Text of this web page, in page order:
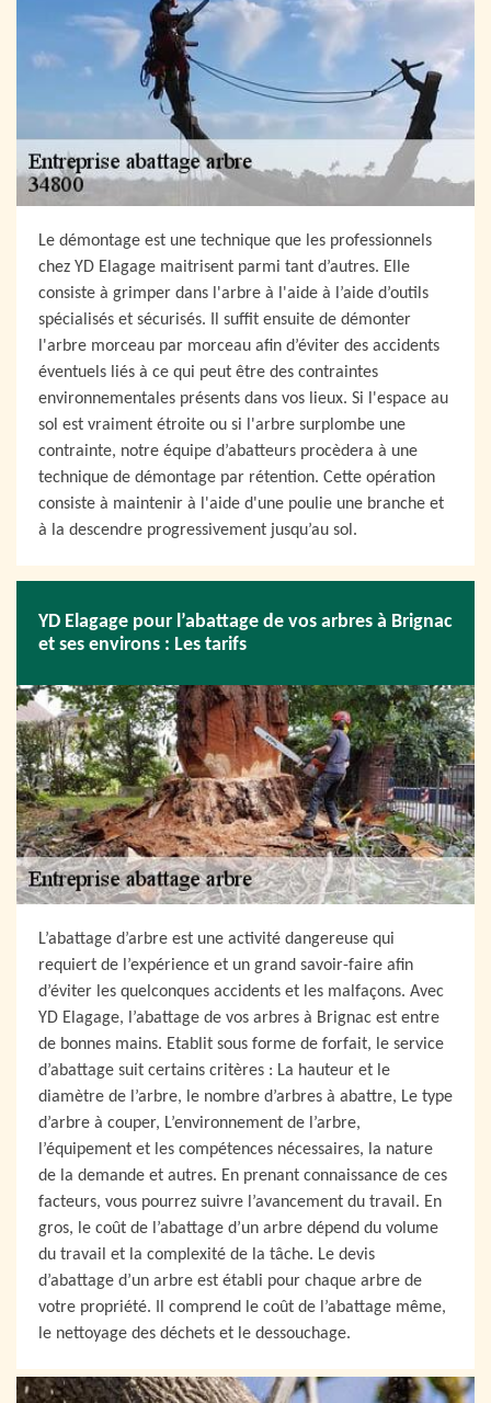
Le démontage est une technique que les professionnels
chez YD Elagage maitrisent parmi tant d’autres. Elle
consiste à grimper dans l'arbre à l'aide à l’aide d’outils
spécialisés et sécurisés. Il suffit ensuite de démonter
l'arbre morceau par morceau afin d’éviter des accidents
éventuels liés à ce qui peut être des contraintes
environnementales présents dans vos lieux. Si l'espace au
sol est vraiment étroite ou si l'arbre surplombe une
contrainte, notre équipe d’abatteurs procèdera à une
technique de démontage par rétention. Cette opération
consiste à maintenir à l'aide d'une poulie une branche et
à la descendre progressivement jusqu’au sol.
YD Elagage pour l’abattage de vos arbres à Brignac
et ses environs : Les tarifs
L’abattage d’arbre est une activité dangereuse qui
requiert de l’expérience et un grand savoir-faire afin
d’éviter les quelconques accidents et les malfaçons. Avec
YD Elagage, l’abattage de vos arbres à Brignac est entre
de bonnes mains. Etablit sous forme de forfait, le service
d’abattage suit certains critères : La hauteur et le
diamètre de l’arbre, le nombre d’arbres à abattre, Le type
d’arbre à couper, L’environnement de l’arbre,
l’équipement et les compétences nécessaires, la nature
de la demande et autres. En prenant connaissance de ces
facteurs, vous pourrez suivre l’avancement du travail. En
gros, le coût de l’abattage d’un arbre dépend du volume
du travail et la complexité de la tâche. Le devis
d’abattage d’un arbre est établi pour chaque arbre de
votre propriété. Il comprend le coût de l’abattage même,
le nettoyage des déchets et le dessouchage.